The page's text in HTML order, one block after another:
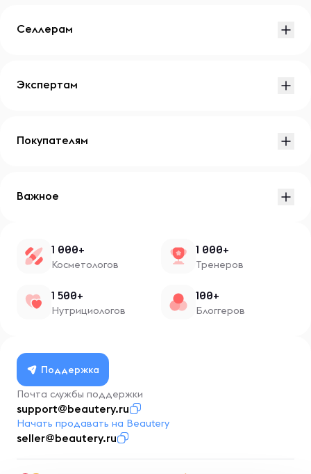
Селлерам
Экспертам
Покупателям
Важное
1 000+
Косметологов
1 000+
Тренеров
1 500+
Нутрициологов
100+
Блоггеров
Поддержка
Почта службы поддержки
support@beautery.ru
Начать продавать на Beautery
seller@beautery.ru